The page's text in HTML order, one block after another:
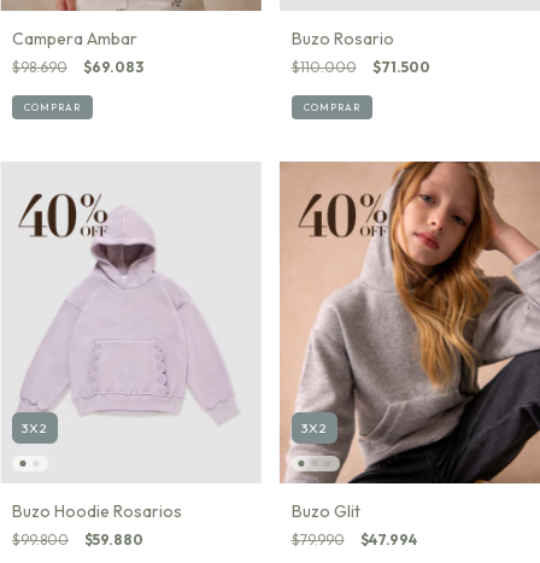
Campera Ambar
$98.690 $69.083
COMPRAR
Buzo Rosario
$110.000 $71.500
COMPRAR
3X2
Buzo Hoodie Rosarios
$99.800 $59.880
3X2
Buzo Glit
$79.990 $47.994